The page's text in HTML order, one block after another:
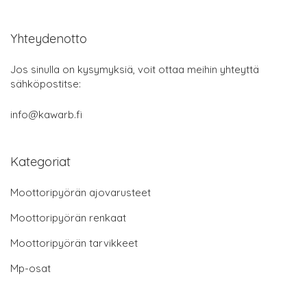
Yhteydenotto
Jos sinulla on kysymyksiä, voit ottaa meihin yhteyttä
sähköpostitse:
info@kawarb.fi
Kategoriat
Moottoripyörän ajovarusteet
Moottoripyörän renkaat
Moottoripyörän tarvikkeet
Mp-osat